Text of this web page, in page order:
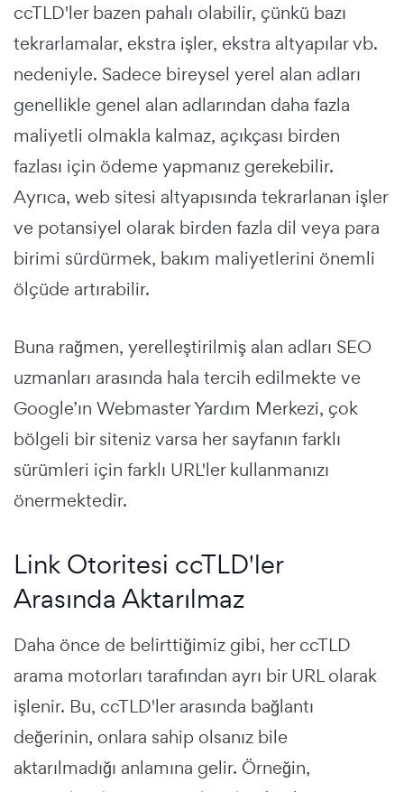
ccTLD'ler bazen pahalı olabilir, çünkü bazı
tekrarlamalar, ekstra işler, ekstra altyapılar vb.
nedeniyle. Sadece bireysel yerel alan adları
genellikle genel alan adlarından daha fazla
maliyetli olmakla kalmaz, açıkçası birden
fazlası için ödeme yapmanız gerekebilir.
Ayrıca, web sitesi altyapısında tekrarlanan işler
ve potansiyel olarak birden fazla dil veya para
birimi sürdürmek, bakım maliyetlerini önemli
ölçüde artırabilir.
Buna rağmen, yerelleştirilmiş alan adları SEO
uzmanları arasında hala tercih edilmekte ve
Google’ın Webmaster Yardım Merkezi, çok
bölgeli bir siteniz varsa her sayfanın farklı
sürümleri için farklı URL'ler kullanmanızı
önermektedir.
Link Otoritesi ccTLD'ler
Arasında Aktarılmaz
Daha önce de belirttiğimiz gibi, her ccTLD
arama motorları tarafından ayrı bir URL olarak
işlenir. Bu, ccTLD'ler arasında bağlantı
değerinin, onlara sahip olsanız bile
aktarılmadığı anlamına gelir. Örneğin,